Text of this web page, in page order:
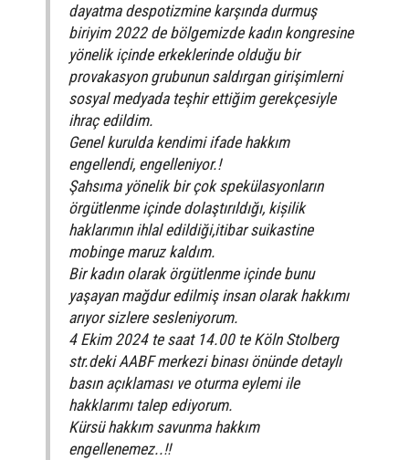
dayatma despotizmine karşında durmuş
biriyim 2022 de bölgemizde kadın kongresine
yönelik içinde erkeklerinde olduğu bir
provakasyon grubunun saldırgan girişimlerni
sosyal medyada teşhir ettiğim gerekçesiyle
ihraç edildim.
Genel kurulda kendimi ifade hakkım
engellendi, engelleniyor.!
Şahsıma yönelik bir çok spekülasyonların
örgütlenme içinde dolaştırıldığı, kișilik
haklarımın ihlal edildiği,itibar suikastine
mobinge maruz kaldım.
Bir kadın olarak örgütlenme içinde bunu
yaşayan mağdur edilmiş insan olarak hakkımı
arıyor sizlere sesleniyorum.
4 Ekim 2024 te saat 14.00 te Köln Stolberg
str.deki AABF merkezi binası önünde detaylı
basın açıklaması ve oturma eylemi ile
hakklarımı talep ediyorum.
Kürsü hakkım savunma hakkım
engellenemez..!!